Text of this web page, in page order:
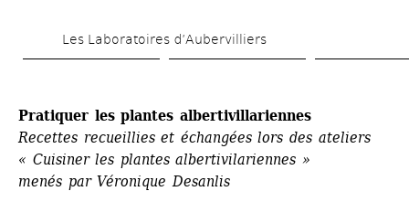
au
Les Laboratoires d’Aubervilliers
Pratiquer les plantes albertivillariennes
Recettes recueillies et échangées lors des ateliers
« Cuisiner les plantes albertivilariennes »
menés par Véronique Desanlis